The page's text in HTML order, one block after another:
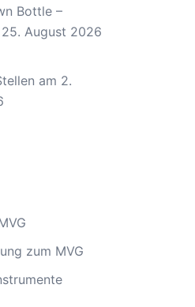
Bottle –
August 2026
am 2.
zum MVG